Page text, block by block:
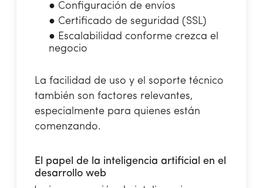
● Configuración de envíos
● Certificado de seguridad (SSL)
● Escalabilidad conforme crezca el
negocio
La facilidad de uso y el soporte técnico
también son factores relevantes,
especialmente para quienes están
comenzando.
El papel de la inteligencia artificial en el
desarrollo web